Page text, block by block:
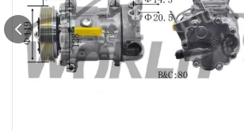
Grooves:
Compressor Type: